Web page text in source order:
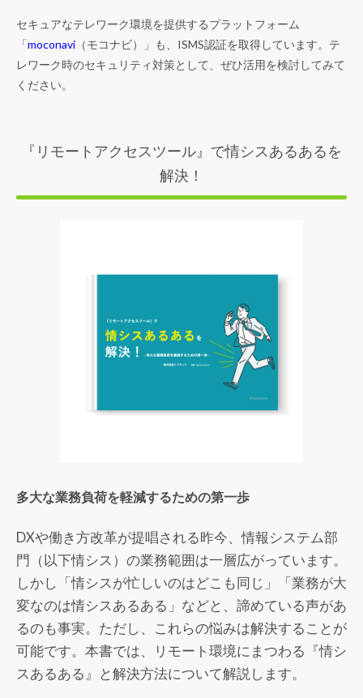
セキュアなテレワーク環境を提供するプラットフォーム
「moconavi （モコナビ）」も、ISMS認証を取得しています。テ
レワーク時のセキュリティ対策として、ぜひ活用を検討してみて
ください。
『リモートアクセスツール』で情シスあるあるを
解決！
多大な業務負荷を軽減するための第一歩
DXや働き方改革が提唱される昨今、情報システム部
門（以下情シス）の業務範囲は一層広がっています。
しかし「情シスが忙しいのはどこも同じ」「業務が大
変なのは情シスあるある」などと、諦めている声があ
るのも事実。ただし、これらの悩みは解決することが
可能です。本書では、リモート環境にまつわる『情シ
スあるある』と解決方法について解説します。